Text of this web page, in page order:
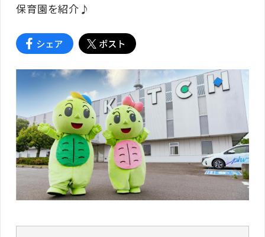
保育園を紹介♪